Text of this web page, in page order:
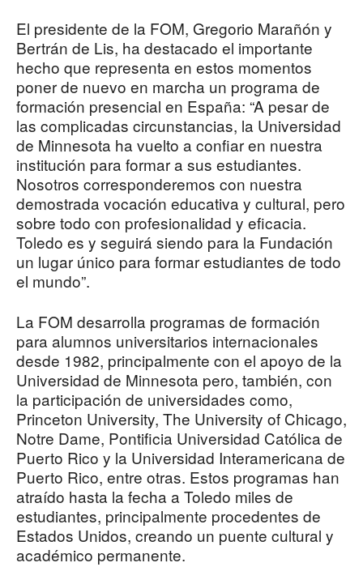
El presidente de la FOM, Gregorio Marañón y
Bertrán de Lis, ha destacado el importante
hecho que representa en estos momentos
poner de nuevo en marcha un programa de
formación presencial en España: “A pesar de
las complicadas circunstancias, la Universidad
de Minnesota ha vuelto a confiar en nuestra
institución para formar a sus estudiantes.
Nosotros corresponderemos con nuestra
demostrada vocación educativa y cultural, pero
sobre todo con profesionalidad y eficacia.
Toledo es y seguirá siendo para la Fundación
un lugar único para formar estudiantes de todo
el mundo”.
La FOM desarrolla programas de formación
para alumnos universitarios internacionales
desde 1982, principalmente con el apoyo de la
Universidad de Minnesota pero, también, con
la participación de universidades como,
Princeton University, The University of Chicago,
Notre Dame, Pontificia Universidad Católica de
Puerto Rico y la Universidad Interamericana de
Puerto Rico, entre otras. Estos programas han
atraído hasta la fecha a Toledo miles de
estudiantes, principalmente procedentes de
Estados Unidos, creando un puente cultural y
académico permanente.